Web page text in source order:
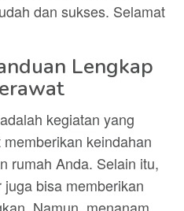
dan sukses. Selamat
Lengkap
kegiatan yang
keindahan
rumah Anda. Selain itu,
bisa memberikan